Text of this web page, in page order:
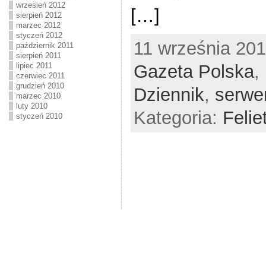
wrzesień 2012
sierpień 2012
marzec 2012
styczeń 2012
październik 2011
sierpień 2011
lipiec 2011
czerwiec 2011
grudzień 2010
marzec 2010
luty 2010
styczeń 2010
[…]
11 września
Gazeta Polska,
Dziennik,
Kategoria: